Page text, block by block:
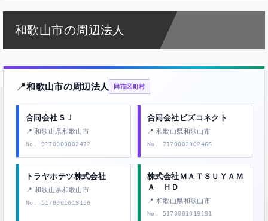
和歌山市の周辺法人
📍和歌山市の周辺法人 同市区町村
合同会社ＳＪ
📍 和歌山県和歌山市
No. 9170003002472
合同会社ビズコネクト
📍 和歌山県和歌山市
No. 7170003002466
トラヤホテツ株式会社
📍 和歌山県和歌山市
No. 5170001019150
株式会社ＭＡＴＳＵＹＡＭ
Ａ ＨＤ
📍 和歌山県和歌山市
No. 5170001019191